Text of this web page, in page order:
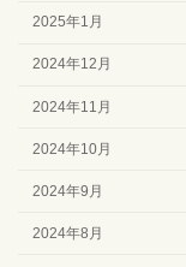
2025年1月
2024年12月
2024年11月
2024年10月
2024年9月
2024年8月